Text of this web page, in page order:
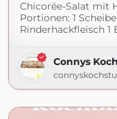
Chicorée-Salat mit
Portionen: 1
Rinderhackfleisch 1
Connys